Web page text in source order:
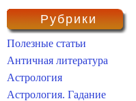
Рубрики
Полезные статьи
Античная литература
Астрология
Астрология. Гадание